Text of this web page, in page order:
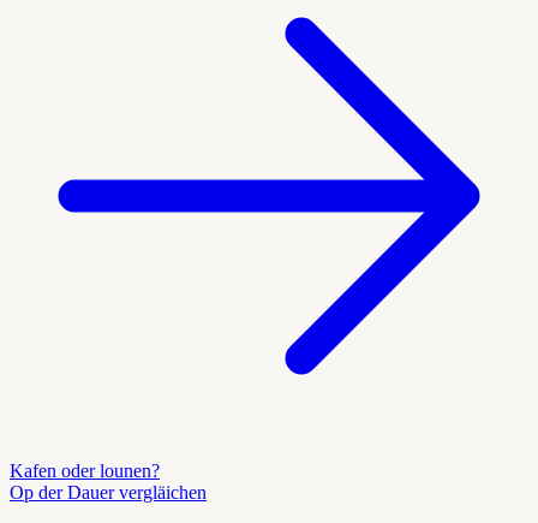
Kafen oder lounen?
Op der Dauer vergläichen